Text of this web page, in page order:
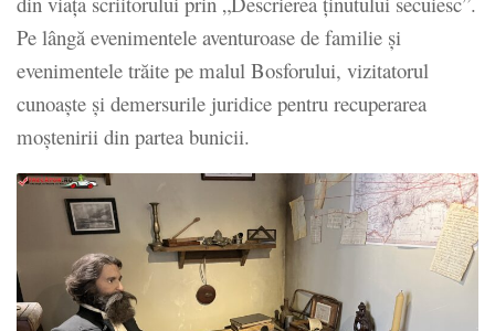
Pe lângă evenimentele aventuroase de familie și
evenimentele trăite pe malul Bosforului, vizitatorul
cunoaște și demersurile juridice pentru recuperarea
moștenirii din partea bunicii.